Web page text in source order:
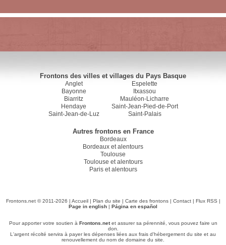
Frontons des villes et villages du Pays Basque
Anglet
Bayonne
Biarritz
Hendaye
Saint-Jean-de-Luz
Espelette
Itxassou
Mauléon-Licharre
Saint-Jean-Pied-de-Port
Saint-Palais
Autres frontons en France
Bordeaux
Bordeaux et alentours
Toulouse
Toulouse et alentours
Paris et alentours
Frontons.net © 2011-2026 | Accueil| Plan du site | Carte des frontons| Contact| Flux RSS |
Page in english | Página en español
Pour apporter votre soutien à Frontons.netet assurer sa pérennité, vous pouvez faire un
don.
L'argent récolté servira à payer les dépenses liées aux frais d'hébergement du site et au
renouvellement du nom de domaine du site.